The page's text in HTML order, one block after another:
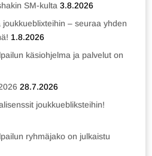
SM-kulta 3.8.2026
– seuraa yhden
1.8.2026
käsiohjelma ja palvelut on
28.7.2026
joukkuebliksteihin!
ryhmäjako on julkaistu